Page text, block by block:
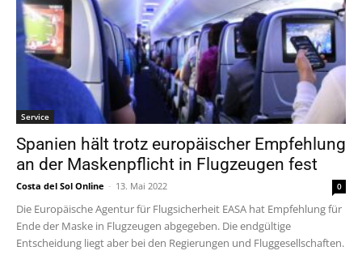
Service
Spanien hält trotz europäischer Empfehlung
an der Maskenpflicht in Flugzeugen fest
Costa del Sol Online - 13. Mai 2022 0
Die Europäische Agentur für Flugsicherheit EASA hat Empfehlung für
Ende der Maske in Flugzeugen abgegeben. Die endgültige
Entscheidung liegt aber bei den Regierungen und Fluggesellschaften.